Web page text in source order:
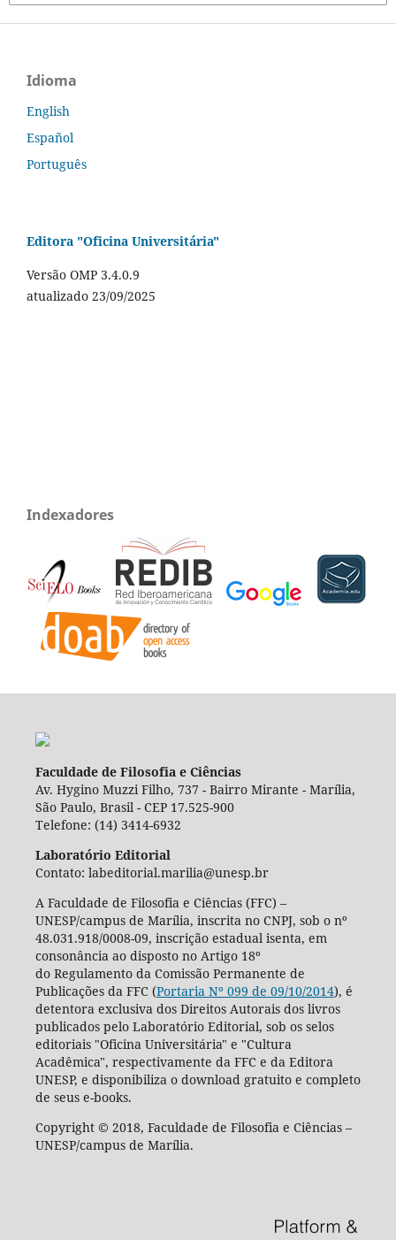
Idioma
English
Español
Português
Editora "Oficina Universitária"
Versão OMP 3.4.0.9
atualizado 23/09/2025
Indexadores
Faculdade de Filosofia e Ciências
Av. Hygino Muzzi Filho, 737 - Bairro Mirante - Marília,
São Paulo, Brasil - CEP 17.525-900
Telefone: (14) 3414-6932
Laboratório Editorial
Contato: labeditorial.marilia@unesp.br
A Faculdade de Filosofia e Ciências (FFC) –
UNESP/campus de Marília, inscrita no CNPJ, sob o nº
48.031.918/0008-09, inscrição estadual isenta, em
consonância ao disposto no Artigo 18º
do Regulamento da Comissão Permanente de
Publicações da FFC (Portaria Nº 099 de 09/10/2014), é
detentora exclusiva dos Direitos Autorais dos livros
publicados pelo Laboratório Editorial, sob os selos
editoriais "Oficina Universitária" e "Cultura
Acadêmica", respectivamente da FFC e da Editora
UNESP, e disponibiliza o download gratuito e completo
de seus e-books.
Copyright © 2018, Faculdade de Filosofia e Ciências –
UNESP/campus de Marília.